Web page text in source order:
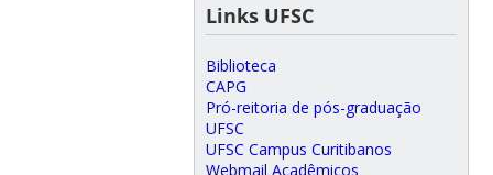
Links UFSC
Biblioteca
CAPG
Pró-reitoria de pós-graduação
UFSC
UFSC Campus Curitibanos
Webmail Acadêmicos